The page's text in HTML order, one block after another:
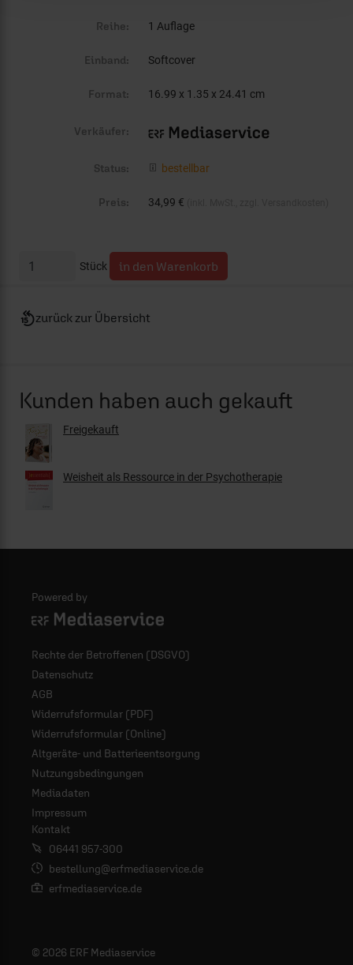
Reihe: 1 Auflage
Einband: Softcover
Format: 16.99 x 1.35 x 24.41 cm
Verkäufer:
Status: bestellbar
Preis: 34,99 €
Stück
zurück zur Übersicht
Kunden haben auch gekauft
Freigekauft
Weisheit als Ressource in der Psychotherapie
Powered by
Logo - ERF Mediaservice
Rechte der Betroffenen (DSGVO)
Datenschutz
AGB
Widerrufsformular (PDF)
Widerrufsformular (Online)
Altgeräte- und Batterieentsorgung
Nutzungsbedingungen
Mediadaten
Impressum
Kontakt
06441 957-300
bestellung@erfmediaservice.de
erfmediaservice.de
© 2026 ERF Mediaservice